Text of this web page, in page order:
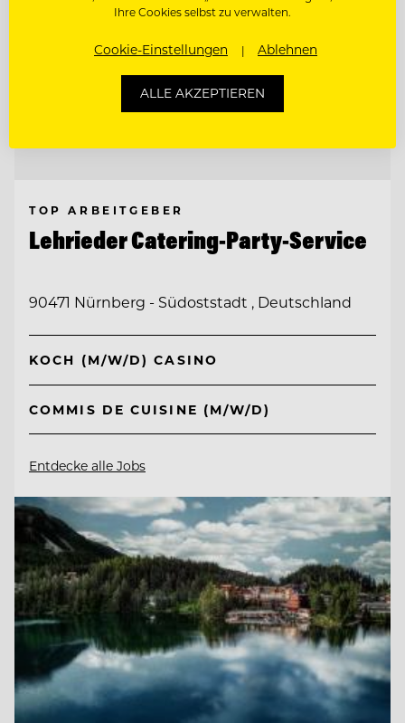
TOP ARBEITGEBER
Lehrieder Catering-Party-Service
90471 Nürnberg - Südoststadt , Deutschland
KOCH (M/W/D) CASINO
COMMIS DE CUISINE (M/W/D)
Entdecke alle Jobs
Ihre Cookies selbst zu verwalten.
Cookie-Einstellungen Ablehnen
ALLE AKZEPTIEREN